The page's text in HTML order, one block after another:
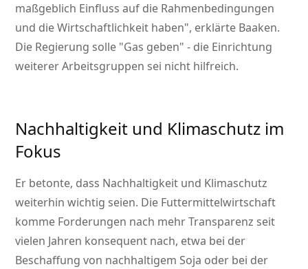
maßgeblich Einfluss auf die Rahmenbedingungen
und die Wirtschaftlichkeit haben , erklärte Baaken.
Die Regierung solle Gas geben - die Einrichtung
weiterer Arbeitsgruppen sei nicht hilfreich.
Nachhaltigkeit und Klimaschutz im
Fokus
Er betonte, dass Nachhaltigkeit und Klimaschutz
weiterhin wichtig seien. Die Futtermittelwirtschaft
komme Forderungen nach mehr Transparenz seit
vielen Jahren konsequent nach, etwa bei der
Beschaffung von nachhaltigem Soja oder bei der